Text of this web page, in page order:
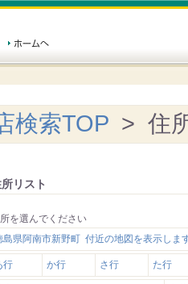
検索TOP > 住
リスト
を選んでください
島県阿南市新野町 付近の地図を表示しま
行 か行 さ行 た行